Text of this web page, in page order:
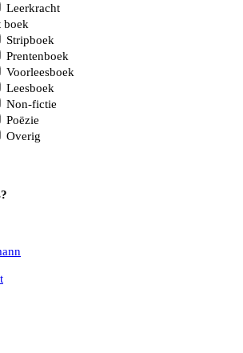
Leerkracht
boek
Stripboek
Prentenboek
Voorleesboek
Leesboek
Non-fictie
Poëzie
Overig